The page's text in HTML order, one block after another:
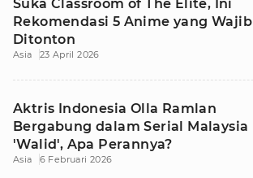
Suka Classroom of The Elite, Ini
Rekomendasi 5 Anime yang Wajib
Ditonton
Asia 23 April 2026
Aktris Indonesia Olla Ramlan
Bergabung dalam Serial Malaysia
'Walid', Apa Perannya?
Asia 6 Februari 2026